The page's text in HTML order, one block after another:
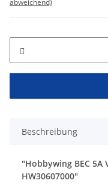
abweichend)
Beschreibung
"Hobbywing BEC 5A
HW30607000"